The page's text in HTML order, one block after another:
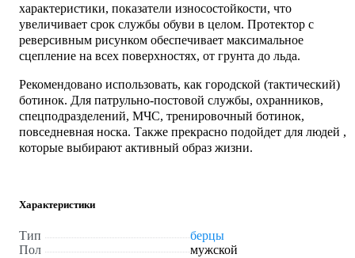
характеристики, показатели износостойкости, что
увеличивает срок службы обуви в целом. Протектор с
реверсивным рисунком обеспечивает максимальное
сцепление на всех поверхностях, от грунта до льда.
Рекомендовано использовать, как городской (тактический)
ботинок. Для патрульно-постовой службы, охранников,
спецподразделений, МЧС, тренировочный ботинок,
повседневная носка. Также прекрасно подойдет для людей ,
которые выбирают активный образ жизни.
Характеристики
Тип
берцы
Пол
мужской